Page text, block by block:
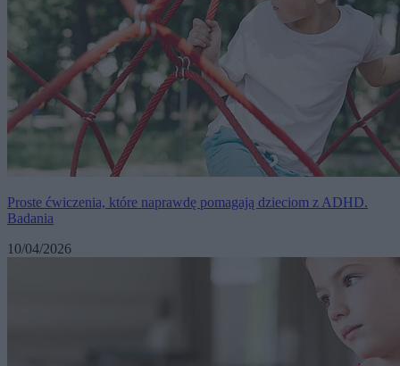
Proste ćwiczenia, które naprawdę pomagają dzieciom z ADHD.
Badania
10/04/2026